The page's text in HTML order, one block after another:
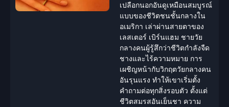
เปลือกนอกอันดูเหมือนสมบูรณ์
แบบของชีวิตชนชั้นกลางใน
อเมริกา เล่าผ่านสายตาของ
เลสเตอร์ เบิร์นแฮม ชายวัย
กลางคนผู้รู้สึกว่าชีวิตกำลังจืด
ชางและไร้ความหมาย การ
เผชิญหน้ากับวิกฤตวัยกลางคน
อันรุนแรง ทำให้เขาเริ่มตั้ง
คำถามต่อทุกสิ่งรอบตัว ตั้งแต่
ชีวิตสมรสอันเย็นชา ความ